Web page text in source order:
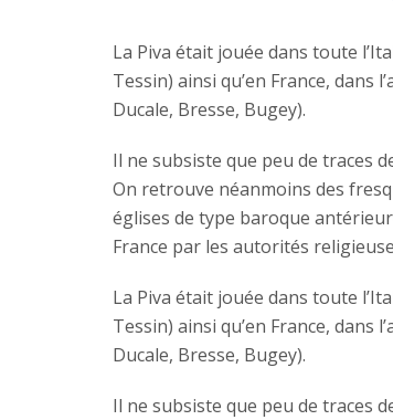
La Piva était jouée dans toute
Tessin) ainsi qu’en France, dans
Ducale, Bresse, Bugey).
Il ne subsiste que peu de traces
On retrouve néanmoins des
églises de type baroque
France par les autorités
La Piva était jouée dans toute
Tessin) ainsi qu’en France, dans
Ducale, Bresse, Bugey).
Il ne subsiste que peu de traces